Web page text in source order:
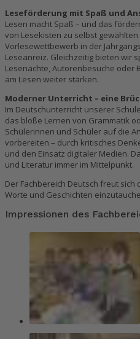
Leseförderung mit Spaß und
Lesen macht Spaß – und das
von Lesekisten zu selbst
Vorlesewettbewerb in der
Leseanreiz. Gleichzeitig bieten wir
Lesenächte, Autorenbesuche oder
am Lesen weiter stärken.
Moderner Unterricht – eine
Im Deutschunterricht unserer
das bloße Lernen von Grammatik
Schülerinnen und Schüler auf die
vorbereiten – durch kritisches
und den Einsatz digitaler Medien.
und Literatur immer im Mittelpunkt.
Der Fachbereich Deutsch freut
Worte und Geschichten
Impressionen des